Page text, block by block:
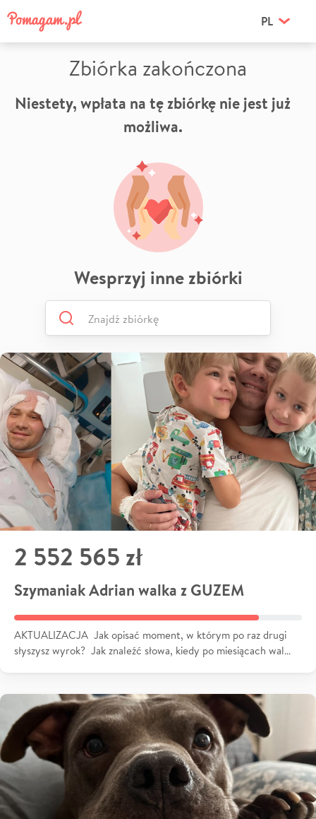
PL
Zbiórka zakończona
Niestety, wpłata na tę zbiórkę nie jest już
możliwa.
Wesprzyj inne zbiórki
2 552 565 zł
Szymaniak Adrian walka z GUZEM
AKTUALIZACJA Jak opisać moment, w którym po raz drugi
słyszysz wyrok? Jak znaleźć słowa, kiedy po miesiącach wal…